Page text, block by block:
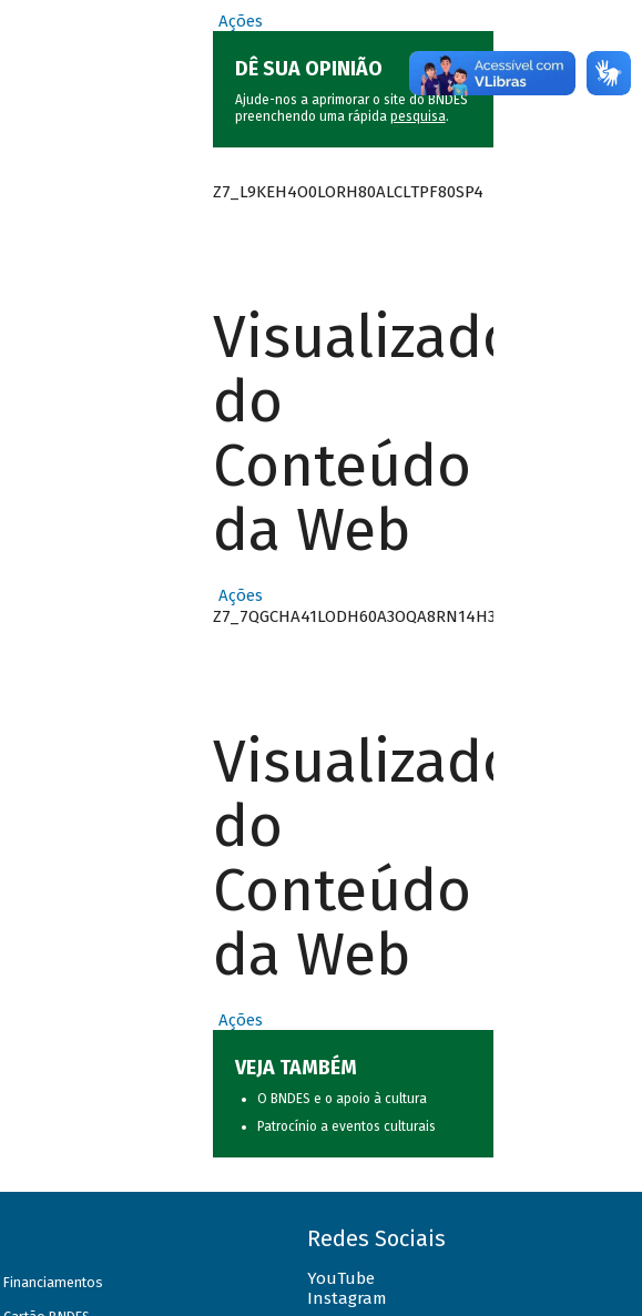
Ações
DÊ SUA OPINIÃO
Ajude-nos a aprimorar o site do BNDES
preenchendo uma rápida pesquisa.
Z7_L9KEH4O0LORH80ALCLTPF80SP4
Visualizador
do
Conteúdo
da Web
Ações
Z7_7QGCHA41LODH60A3OQA8RN14H3
Visualizador
do
Conteúdo
da Web
Ações
VEJA TAMBÉM
O BNDES e o apoio à cultura
Patrocínio a eventos culturais
Financiamentos
Redes Sociais
YouTube
Instagram